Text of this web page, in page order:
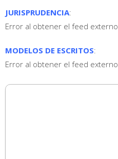
JURISPRUDENCIA:
Error al obtener el feed externo.
MODELOS DE ESCRITOS:
Error al obtener el feed externo.